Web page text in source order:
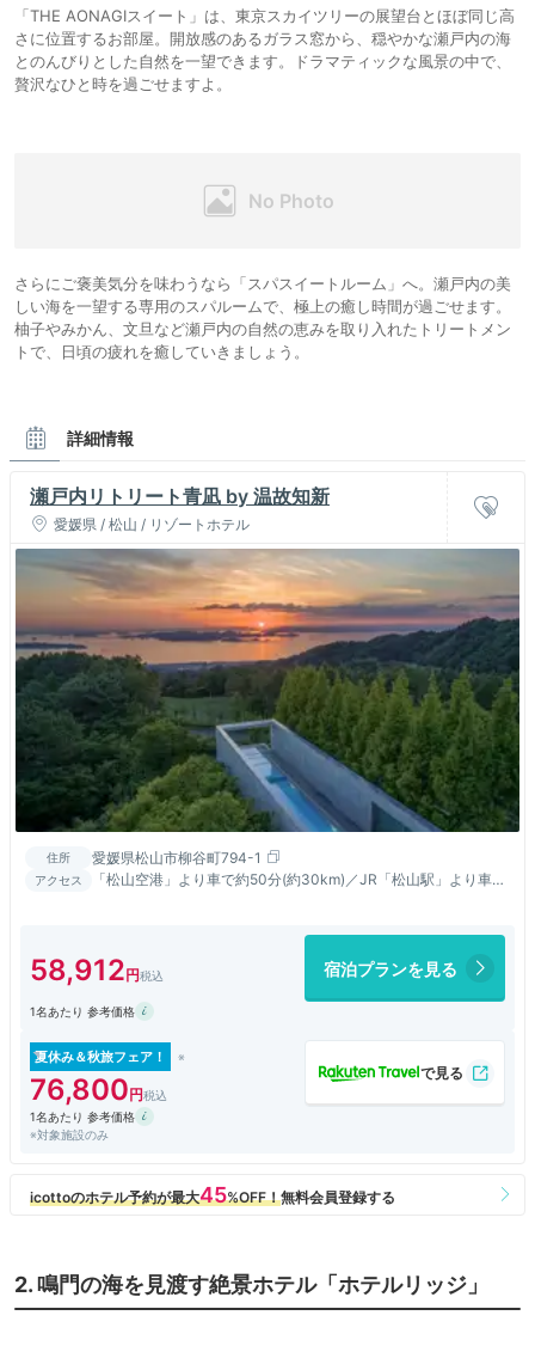
「THE AONAGIスイート」は、東京スカイツリーの展望台とほぼ同じ高
さに位置するお部屋。開放感のあるガラス窓から、穏やかな瀬戸内の海
とのんびりとした自然を一望できます。ドラマティックな風景の中で、
贅沢なひと時を過ごせますよ。
さらにご褒美気分を味わうなら「スパスイートルーム」へ。瀬戸内の美
しい海を一望する専用のスパルームで、極上の癒し時間が過ごせます。
柚子やみかん、文旦など瀬戸内の自然の恵みを取り入れたトリートメン
トで、日頃の疲れを癒していきましょう。
詳細情報
瀬戸内リトリート青凪 by 温故知新
愛媛県 / 松山 / リゾートホテル
住所 愛媛県松山市柳谷町794-1
アクセス
「松山空港」より車で約50分(約30km)／JR「松山駅」より車で
58,912 宿泊プランを見る
1名あたり 参考価格
夏休み＆秋旅フェア！
76,800
1名あたり 参考価格
※対象施設のみ
2. 鳴門の海を見渡す絶景ホテル「ホテルリッジ」